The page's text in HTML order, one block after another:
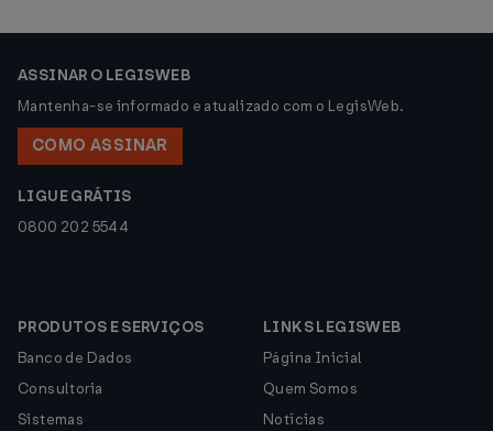
ASSINAR O LEGISWEB
Mantenha-se informado e atualizado com o LegisWeb.
COMO ASSINAR
LIGUE GRÁTIS
0800 202 5544
PRODUTOS E SERVIÇOS
Banco de Dados
Consultoria
Sistemas
LINKS LEGISWEB
Página Inicial
Quem Somos
Notícias